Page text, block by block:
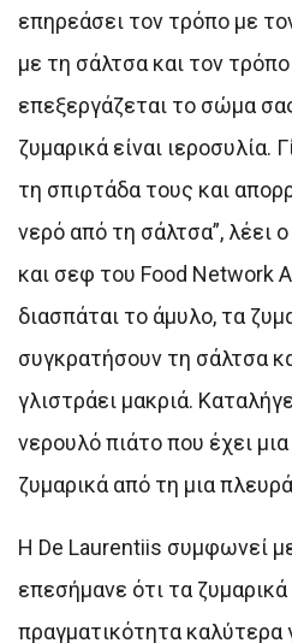
επηρεάσει τον τρόπο με
με τη σάλτσα και τον
επεξεργάζεται το σώμα
ζυμαρικά είναι ιεροσυλία.
τη σπιρτάδα τους και
νερό από τη σάλτσα”, λέει
και σεφ του Food Network
διασπάται το άμυλο, τα
συγκρατήσουν τη σάλτσα
γλιστράει μακριά.
νερουλό πιάτο που έχει
ζυμαρικά από τη μια
Η De Laurentiis συμφωνεί
επεσήμανε ότι τα
πραγματικότητα καλύτερα